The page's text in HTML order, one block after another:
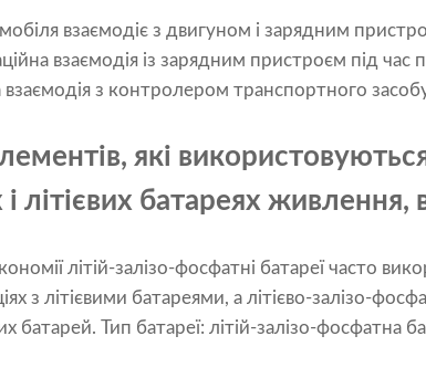
взаємодіє з двигуном і зарядним
взаємодія із зарядним пристроєм під
взаємодія з контролером транспортного
які
і літієвих батареях живлення,
літій-залізо-фосфатні батареї часто
з літієвими батареями, а літієво-залізо-
батарей. Тип батареї: літій-залізо-фосфатна